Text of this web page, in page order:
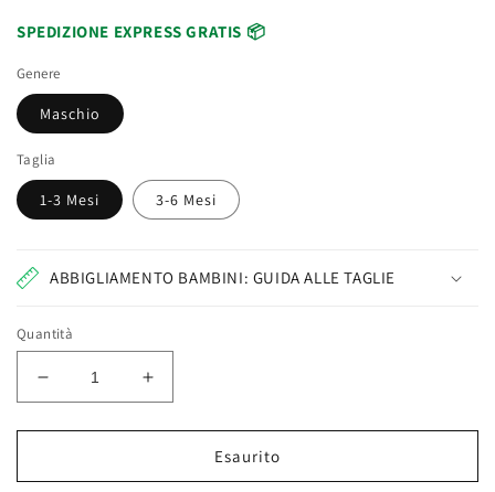
SPEDIZIONE EXPRESS GRATIS 📦
Genere
Maschio
Taglia
1-3 Mesi 3-6 Mesi
ABBIGLIAMENTO BAMBINI: GUIDA ALLE TAGLIE
Quantità
Diminuisci
quantità
per
Tutina
Aumenta
quantità
per
Bidibimbo
Tutina
Esaurito